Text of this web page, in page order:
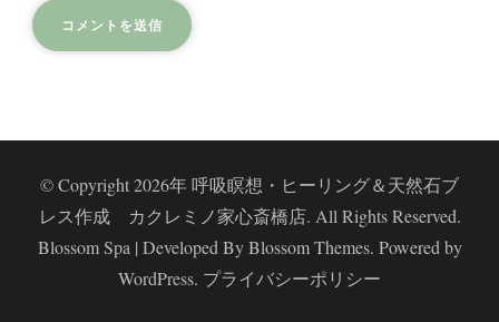
レミ
© Copyright 2026年呼吸瞑想・ヒーリング＆天然石ブ
レス作成 カクレミノ家心斎橋店. All Rights Reserved.
Blossom Spa | Developed ByBlossom Themes. Powered by
WordPress. プライバシーポリシー